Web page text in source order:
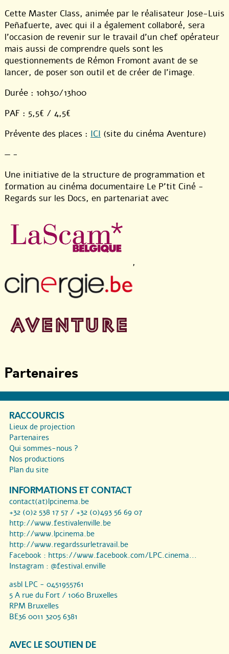
Cette Master Class, animée par le réalisateur Jose-Luis
Peñafuerte, avec qui il a également collaboré, sera
l’occasion de revenir sur le travail d’un chef opérateur
mais aussi de comprendre quels sont les
questionnements de Rémon Fromont avant de se
lancer, de poser son outil et de créer de l’image.
Durée : 10h30/13h00
PAF : 5,5€ / 4,5€
Prévente des places : ICI (site du cinéma Aventure)
— -
Une initiative de la structure de programmation et
formation au cinéma documentaire Le P’tit Ciné -
Regards sur les Docs, en partenariat avec
,
Partenaires
RACCOURCIS
Lieux de projection
Partenaires
Qui sommes-nous ?
Nos productions
Plan du site
INFORMATIONS ET CONTACT
contact(at)lpcinema.be
+32 (0)2 538 17 57 / +32 (0)493 56 69 07
http://www.festivalenville.be
http://www.lpcinema.be
http://www.regardssurletravail.be
Facebook : https://www.facebook.com/LPC.cinema...
Instagram : @festival.enville
asbl LPC - 0451955761
5 A rue du Fort / 1060 Bruxelles
RPM Bruxelles
BE36 0011 3205 6381
AVEC LE SOUTIEN DE